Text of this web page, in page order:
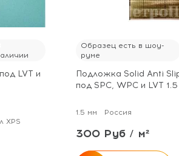
LVT и
XPS
Образец есть в шоу-
руме
Подложка Solid Anti
под SPC, WPC и LVT
1.5 мм Россия
300 Руб / м²